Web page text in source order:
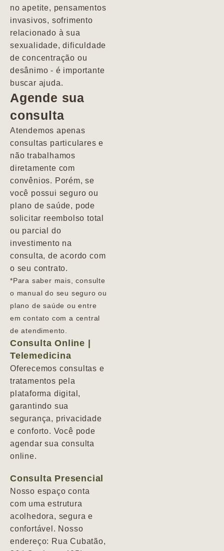
no apetite, pensamentos
invasivos, sofrimento
relacionado à sua
sexualidade, dificuldade
de concentração ou
desânimo - é importante
buscar ajuda.
Agende sua
consulta
Atendemos apenas
consultas particulares e
não trabalhamos
diretamente com
convênios. Porém, se
você possui seguro ou
plano de saúde, pode
solicitar reembolso total
ou parcial do
investimento na
consulta, de acordo com
o seu contrato.
*Para saber mais, consulte
o manual do seu seguro ou
plano de saúde ou entre
em contato com a central
de atendimento.
Consulta Online |
Telemedicina
Oferecemos consultas e
tratamentos pela
plataforma digital,
garantindo sua
segurança, privacidade
e conforto. Você pode
agendar sua consulta
online.
Consulta Presencial
Nosso espaço conta
com uma estrutura
acolhedora, segura e
confortável. Nosso
endereço: Rua Cubatão,